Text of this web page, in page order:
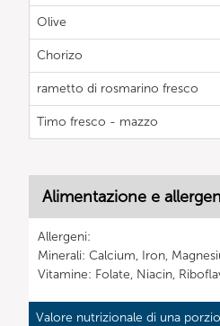
Olive
Chorizo
rametto di rosmarino fresco
Timo fresco - mazzo
Alimentazione e
Allergeni:
Minerali: Calcium, Iron,
Vitamine: Folate, Niacin,
Valore nutrizionale di una